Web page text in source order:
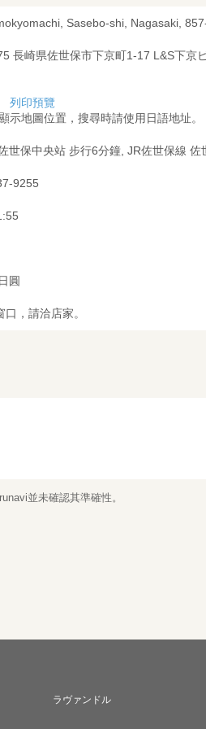
Sasebo-shi, Nagasaki,
長崎県佐世保市下京町1-17 L&S下京
列印預覽
示地圖位置，搜尋時請使用日語地址。
世保中央站 步行6分鐘, JR佐世保線 佐
9255
圓
，請洽店家。
並未確認其準確性。
ラヴァンドル